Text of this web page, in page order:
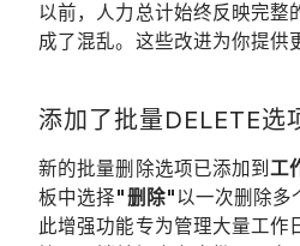
以前，人力总计始终反映完整
成了混乱。这些改进为你提
添加了批量DELETE选
新的批量删除选项已添加到工
板中选择"删除"以一次删除多
此增强功能专为管理大量工作